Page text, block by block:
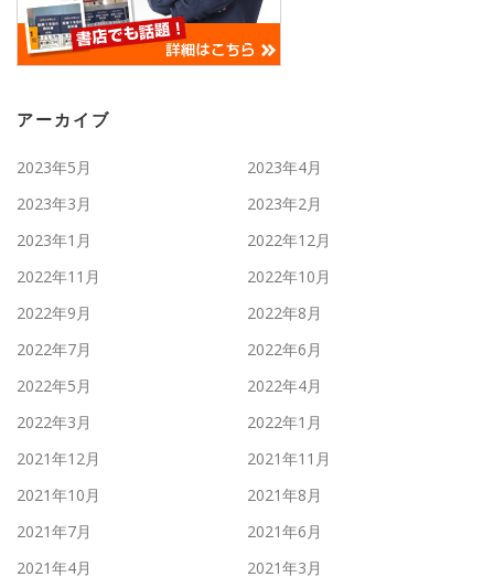
アーカイブ
2023年5月
2023年4月
2023年3月
2023年2月
2023年1月
2022年12月
2022年11月
2022年10月
2022年9月
2022年8月
2022年7月
2022年6月
2022年5月
2022年4月
2022年3月
2022年1月
2021年12月
2021年11月
2021年10月
2021年8月
2021年7月
2021年6月
2021年4月
2021年3月